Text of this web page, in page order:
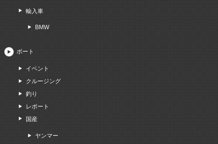
輸入車
BMW
ボート
イベント
クルージング
釣り
レポート
国産
ヤンマー